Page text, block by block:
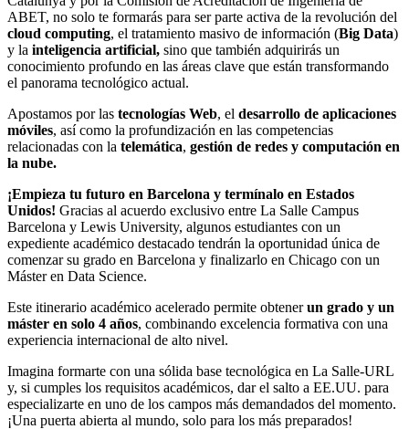
ABET, no solo te formarás para ser parte activa de la revolución del
cloud computing, el tratamiento masivo de información (Big Data)
y la inteligencia artificial, sino que también adquirirás un
conocimiento profundo en las áreas clave que están transformando
el panorama tecnológico actual.
Apostamos por las tecnologías Web, el desarrollo de aplicaciones
móviles, así como la profundización en las competencias
relacionadas con la telemática, gestión de redes y computación en
la nube.
¡Empieza tu futuro en Barcelona y termínalo en Estados
Unidos! Gracias al acuerdo exclusivo entre La Salle Campus
Barcelona y Lewis University, algunos estudiantes con un
expediente académico destacado tendrán la oportunidad única de
comenzar su grado en Barcelona y finalizarlo en Chicago con un
Máster en Data Science.
Este itinerario académico acelerado permite obtenerun grado y un
máster en solo 4 años, combinando excelencia formativa con una
experiencia internacional de alto nivel.
Imagina formarte con una sólida base tecnológica en La Salle-URL
y, si cumples los requisitos académicos, dar el salto a EE.UU. para
especializarte en uno de los campos más demandados del momento.
¡Una puerta abierta al mundo, solo para los más preparados!